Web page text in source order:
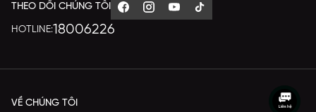
THEO DÕI CHÚNG TÔI
HOTLINE:18006226
VỀ CHÚNG TÔI